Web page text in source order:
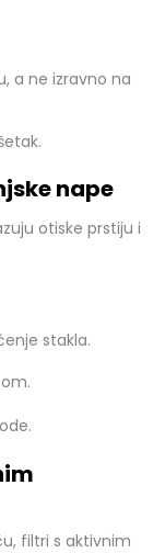
a ne izravno na
nape
otiske prstiju i
stakla.
filtri s aktivnim